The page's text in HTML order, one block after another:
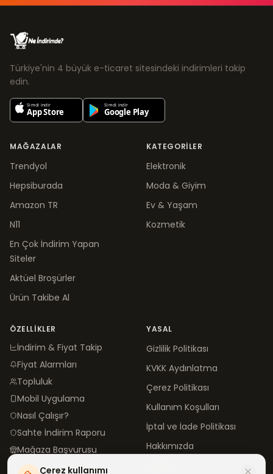
Türkiye'nin 4 büyük e-ticaret sitesindeki indirimleri takip
edin.
MAĞAZALAR
Trendyol
Hepsiburada
Amazon TR
N11
En Çok İndirim Yapan
Siteler
Aktüel Broşürler
Ürün Takibe Al
KATEGORILER
Elektronik
Moda & Giyim
Ev & Yaşam
Kozmetik
ÖZELLIKLER
İndirim & Fiyat Takip
Fiyat Alarmları
Topluluk
Mobil Uygulama
Nasıl Çalışır?
Sahte İndirim Raporu
Mağaza Başvurusu
YASAL
Gizlilik Politikası
KVKK Aydınlatma
Çerez Politikası
Kullanım Koşulları
İptal ve İade Politikası
Hakkımızda
Çerez kullanımı